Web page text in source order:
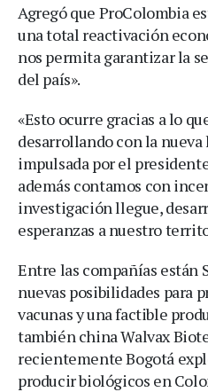
Agregó que ProColombia
una total reactivación
nos permita garantizar la
del país».
«Esto ocurre gracias a lo
desarrollando con la nueva
impulsada por el
además contamos con
investigación llegue,
esperanzas a nuestro
Entre las compañías están
nuevas posibilidades para
vacunas y una factible
también china Walvax
recientemente Bogotá
producir biológicos en